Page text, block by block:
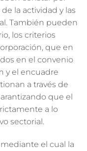
la actividad y las
También pueden
los criterios
que en
en el convenio
y el encuadre
a través de
que el
a lo
sectorial.
el cual la